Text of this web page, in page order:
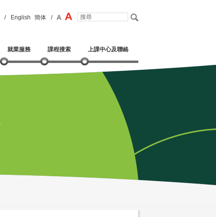
/ English 簡体 /
就業服務 課程搜索 上課中心及聯絡